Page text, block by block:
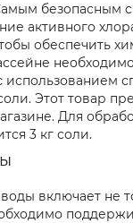
безопасным
активного
обеспечить
использованием
Этот товар
Для
3 кг соли.
включает не